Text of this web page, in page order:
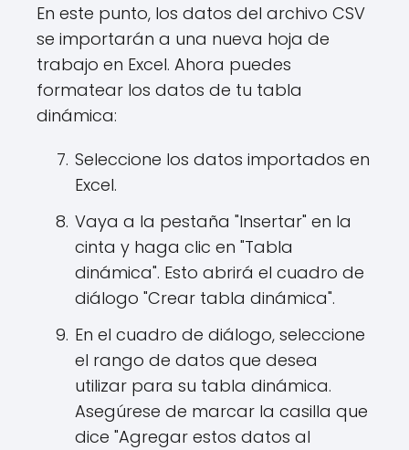
En este punto, los datos del archivo CSV
se importarán a una nueva hoja de
trabajo en Excel. Ahora puedes
formatear los datos de tu tabla
dinámica:
Seleccione los datos importados en
Excel.
Vaya a la pestaña "Insertar" en la
cinta y haga clic en "Tabla
dinámica". Esto abrirá el cuadro de
diálogo "Crear tabla dinámica".
En el cuadro de diálogo, seleccione
el rango de datos que desea
utilizar para su tabla dinámica.
Asegúrese de marcar la casilla que
dice "Agregar estos datos al